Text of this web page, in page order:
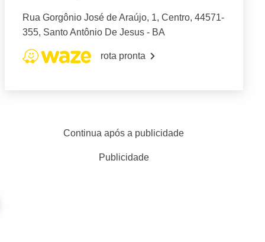
Rua Gorgônio José de Araújo, 1, Centro, 44571-
355, Santo Antônio De Jesus - BA
rota pronta
Continua após a publicidade
Publicidade